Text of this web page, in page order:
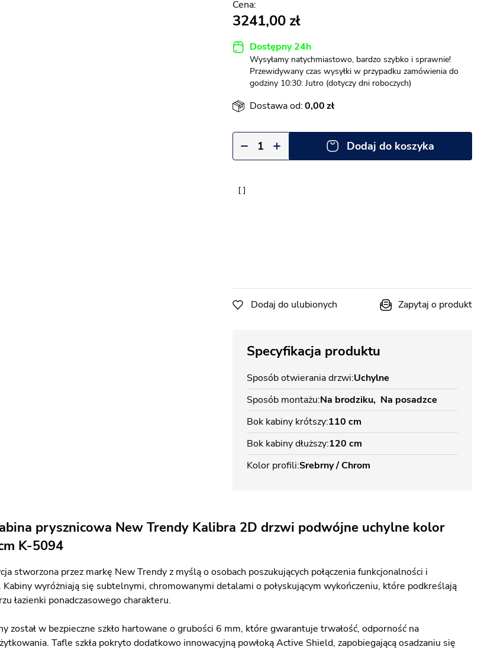
3241,00
Dostępny 24h
Wysyłamy natychmiastowo, bardzo szybko i sprawnie!
Przewidywany czas wysyłki w przypadku zamówienia do
godziny 10:30: Jutro (dotyczy dni roboczych)
Dostawa od:0,00
Dodaj do koszyka
Dodaj do ulubionych Zapytaj o produkt
Specyfikacja produktu
Sposób otwierania drzwi Uchylne
Sposób montażu Na brodziku Na posadzce
Bok kabiny krótszy 110 cm
Bok kabiny dłuższy 120 cm
Kolor profili Srebrny / Chrom
prysznicowa New Trendy Kalibra 2D drzwi podwójne uchylne kolor
K-5094
stworzona przez markę New Trendy z myślą o osobach poszukujących połączenia funkcjonalności i
wyróżniają się subtelnymi, chromowanymi detalami o połyskującym wykończeniu, które podkreślają
łazienki ponadczasowego charakteru.
został w bezpieczne szkło hartowane o grubości 6 mm, które gwarantuje trwałość, odporność na
Tafle szkła pokryto dodatkowo innowacyjną powłoką Active Shield, zapobiegającą osadzaniu się